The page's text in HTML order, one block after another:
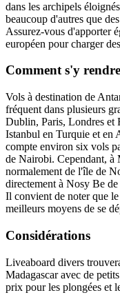
dans les archipels
beaucoup d'autres que
Assurez-vous d'apporter
européen pour charger
Comment s'y
Vols à destination de
fréquent dans plusieurs
Dublin, Paris, Londres et
Istanbul en Turquie et en
compte environ six vols
de Nairobi. Cependant, à
normalement de l'île de
directement à Nosy Be
Il convient de noter que
meilleurs moyens de se
Considérations
Liveaboard divers
Madagascar avec de
prix pour les plongées et